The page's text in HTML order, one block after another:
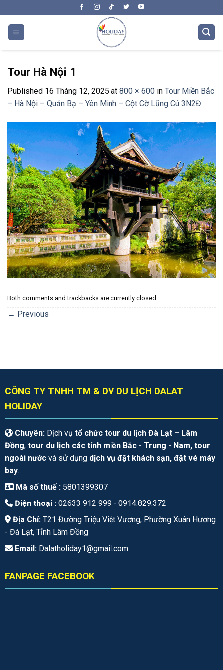
to
content
Tour Hà Nội 1
Published 16 Tháng 12, 2025 at 800 × 600 in Tour Miền Bắc
– Hà Nội – Quản Bạ – Yên Minh – Cột Cờ Lũng Cú 3N2Đ
Both comments and trackbacks are currently closed.
← Previous
CÔNG TY TNHH TM & DV DU LỊCH DALAT
HOLIDAY
Chuyên:Dịch vụ tổ chức tour du lịch Đà Lạt – Lâm
Đồng, tour du lịch các tỉnh miền Bắc - Trung - Nam, tour
ngoài nướcvà sử dụng dịch vụ đặt khách sạn, đặt vé máy
bay.
Mã số thuế : 5801399307
Điện thoại : 02633 912 999 - 0914.829.372
Địa Chỉ: T21 Đường Triệu Việt Vương, Phường Xuân Hương
- Đà Lạt, Tỉnh Lâm Đồng
Email: Dalatholiday1@gmail.com
FANPAGE FACEBOOK